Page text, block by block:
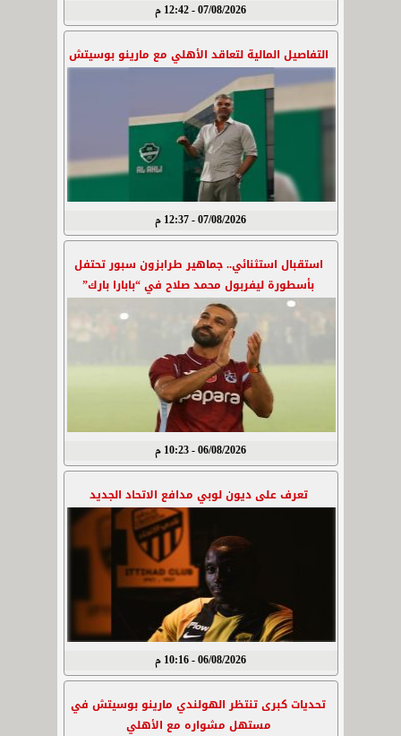
07/08/2026 - 12:42 م
التفاصيل المالية لتعاقد الأهلي مع مارينو بوسيتش
07/08/2026 - 12:37 م
استقبال استثنائي.. جماهير طرابزون سبور تحتفل
بأسطورة ليفربول محمد صلاح في “بابارا بارك”
06/08/2026 - 10:23 م
تعرف على ديون لوبي مدافع الاتحاد الجديد
06/08/2026 - 10:16 م
تحديات كبرى تنتظر الهولندي مارينو بوسيتش في
مستهل مشواره مع الأهلي